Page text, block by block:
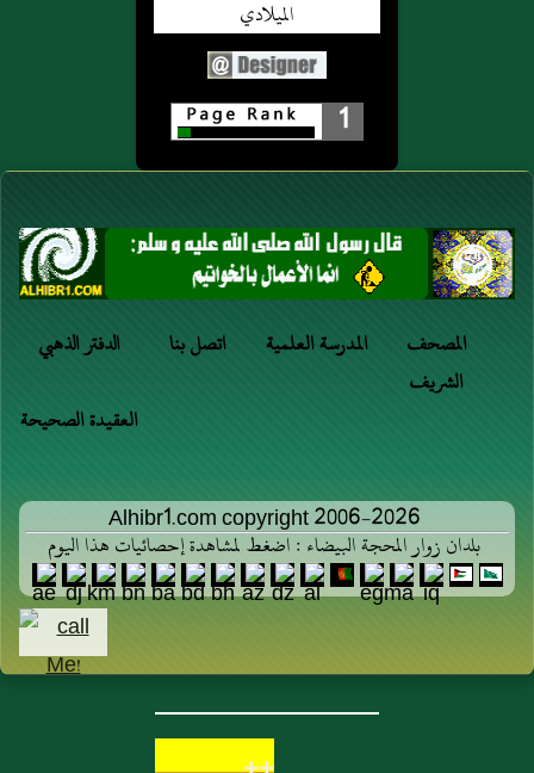
1
الدفتر الذهبي اتصل بنا المدرسة العلمية
المصحف
الشريف
العقيدة الصحيحة
Alhibr1.com copyright 2006-2026
بلدان زوار المحجة البيضاء : اضغط لمشاهدة إحصائيات هذا اليوم